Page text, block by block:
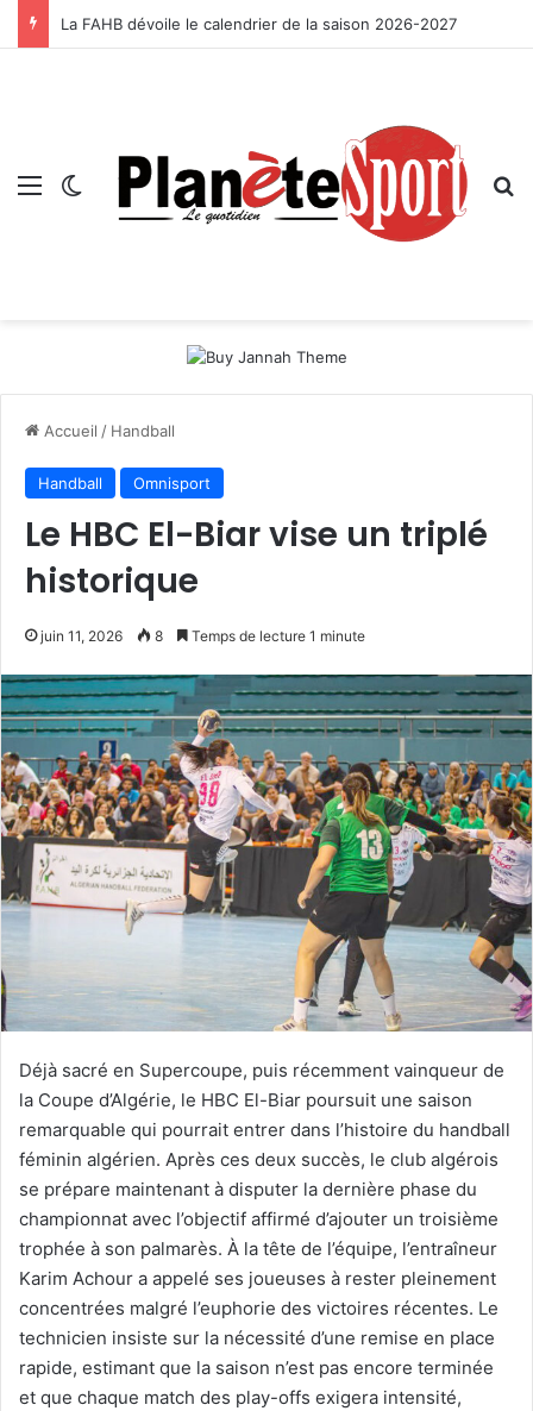
La FAHB dévoile le calendrier de la saison 2026-2027
Menu Switch skin
Accueil / Handball
Handball Omnisport
Le HBC El-Biar vise un triplé
historique
juin 11, 2026 8 Temps de lecture 1 minute
Déjà sacré en Supercoupe, puis récemment vainqueur de
la Coupe d’Algérie, le HBC El-Biar poursuit une saison
remarquable qui pourrait entrer dans l’histoire du handball
féminin algérien. Après ces deux succès, le club algérois
se prépare maintenant à disputer la dernière phase du
championnat avec l’objectif affirmé d’ajouter un troisième
trophée à son palmarès. À la tête de l’équipe, l’entraîneur
Karim Achour a appelé ses joueuses à rester pleinement
concentrées malgré l’euphorie des victoires récentes. Le
technicien insiste sur la nécessité d’une remise en place
rapide, estimant que la saison n’est pas encore terminée
et que chaque match des play-offs exigera intensité,